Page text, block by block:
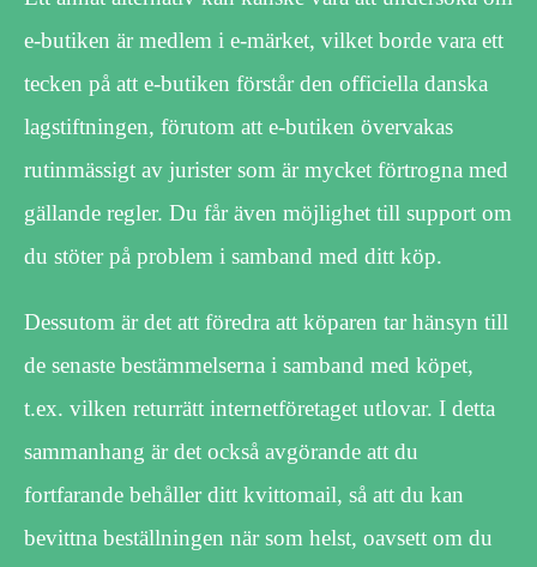
e-butiken är medlem i e-märket, vilket borde vara ett
tecken på att e-butiken förstår den officiella danska
lagstiftningen, förutom att e-butiken övervakas
rutinmässigt av jurister som är mycket förtrogna med
gällande regler. Du får även möjlighet till support om
du stöter på problem i samband med ditt köp.
Dessutom är det att föredra att köparen tar hänsyn till
de senaste bestämmelserna i samband med köpet,
t.ex. vilken returrätt internetföretaget utlovar. I detta
sammanhang är det också avgörande att du
fortfarande behåller ditt kvittomail, så att du kan
bevittna beställningen när som helst, oavsett om du